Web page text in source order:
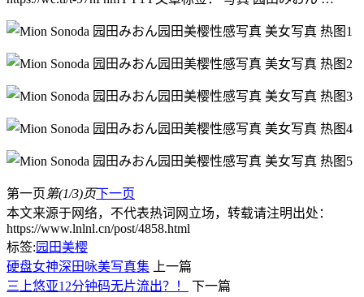
第一页 第(1/3)页下一页
本文来源于网络，不代表热词网立场，转载请注明出处：
https://www.lnlnl.cn/post/4858.html
标签: 园田美樱
硬盘女神深田咏美写真集
上一篇
三上悠亚12分钟码无片流出？！
下一篇